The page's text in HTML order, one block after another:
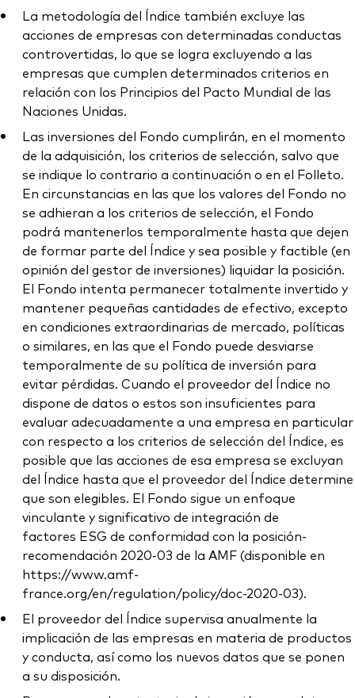
La metodología del Índice también excluye las
acciones de empresas con determinadas conductas
controvertidas, lo que se logra excluyendo a las
empresas que cumplen determinados criterios en
relación con los Principios del Pacto Mundial de las
Naciones Unidas.
Las inversiones del Fondo cumplirán, en el momento
de la adquisición, los criterios de selección, salvo que
se indique lo contrario a continuación o en el Folleto.
En circunstancias en las que los valores del Fondo no
se adhieran a los criterios de selección, el Fondo
podrá mantenerlos temporalmente hasta que dejen
de formar parte del Índice y sea posible y factible (en
opinión del gestor de inversiones) liquidar la posición.
El Fondo intenta permanecer totalmente invertido y
mantener pequeñas cantidades de efectivo, excepto
en condiciones extraordinarias de mercado, políticas
o similares, en las que el Fondo puede desviarse
temporalmente de su política de inversión para
evitar pérdidas. Cuando el proveedor del Índice no
dispone de datos o estos son insuficientes para
evaluar adecuadamente a una empresa en particular
con respecto a los criterios de selección del Índice, es
posible que las acciones de esa empresa se excluyan
del Índice hasta que el proveedor del Índice determine
que son elegibles. El Fondo sigue un enfoque
vinculante y significativo de integración de
factores ESG de conformidad con la posición-
recomendación 2020-03 de la AMF (disponible en
https://www.amf-
france.org/en/regulation/policy/doc-2020-03).
El proveedor del Índice supervisa anualmente la
implicación de las empresas en materia de productos
y conducta, así como los nuevos datos que se ponen
a su disposición.